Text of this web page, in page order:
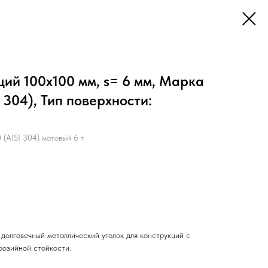
100х100 мм, s= 6 мм, Марка
Тип поверхности:
304) матовый 6 т
металлический уголок для конструкций с
стойкости.